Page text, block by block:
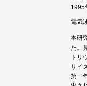
1995
電気
本研
た。
トリ
サイ
第一